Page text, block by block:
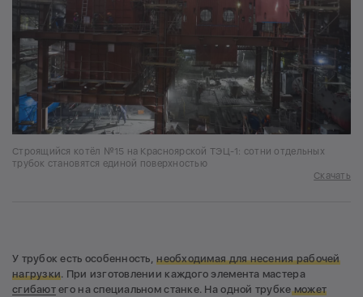
Строящийся котёл №15 на Красноярской ТЭЦ-1: сотни отдельных
трубок становятся единой поверхностью
Скачать
У трубок есть особенность,необходимая для несения рабочей
нагрузки. При изготовлении каждого элемента мастера
сгибаютего на специальном станке. На одной трубкеможет